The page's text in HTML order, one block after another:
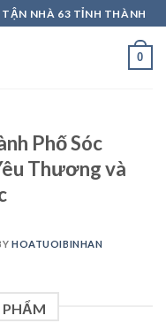
NHÀ 63 TỈNH THÀNH
0
Phố Sóc
Thương và
HOATUOIBINHAN
PHẨM